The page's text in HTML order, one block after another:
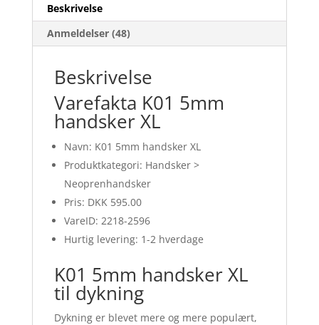
Beskrivelse
Anmeldelser (48)
Beskrivelse
Varefakta K01 5mm
handsker XL
Navn: K01 5mm handsker XL
Produktkategori: Handsker >
Neoprenhandsker
Pris: DKK 595.00
VareID: 2218-2596
Hurtig levering: 1-2 hverdage
K01 5mm handsker XL
til dykning
Dykning er blevet mere og mere populært,